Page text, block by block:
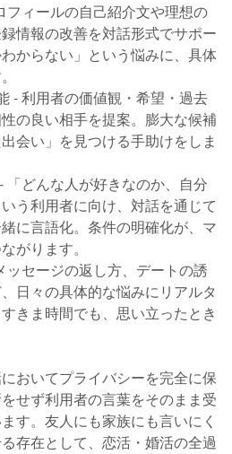
フィールの自己紹介文や理想の
情報の改善を対話形式でサポー
からない」という悩みに、具体
- 利用者の価値観・希望・過去
の良い相手を提案。膨大な候補
会い」を見つける手助けをしま
- 「どんな人が好きなのか、自分
う利用者に向け、対話を通じて
に言語化。条件の明確化が、マ
がります。
ッセージの返し方、デートの誘
日々の具体的な悩みにリアルタ
きま時間でも、思い立ったとき
おいてプライバシーを完全に保
せず利用者の言葉をそのまま受
す。友人にも家族にも言いにく
存在として、恋活・婚活の全過